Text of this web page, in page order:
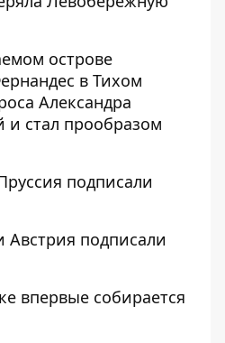
острове
в Тихом
Александра
и стал прообразом
подписали
подписали
впервые собирается